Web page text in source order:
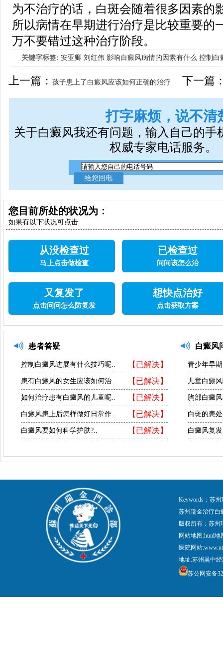
为不治疗的话，白斑会随着很多因素的
所以病情在早期进行治疗是比较重要的
万不要错过这种治疗阶段。
关键字标签: 安亚卿 刘红伟 影响白癜风病情的因素有什么 控制白
女生应该如何治疗呢
上一篇：孩子患上了白癜风应该如何正确的治疗 下一篇
打字麻烦，说不清
关于白癜风我还有问题，输入自己的手
权威专家电话服务。
您目前所处的状况为：
如果有以下状况可点击
从没检查过
马上点击做检查
已检查过
问问该怎么治
又复发了
点击问问怎么防复发
想快点治好
点击获取方案
患者答疑
【已解决】
控制白癜风进展有什么技巧呢..
【已解决】
患有白癜风的女生应该如何治..
【已解决】
如何治疗患有白癜风的儿童呢..
【已解决】
白癜风患上后怎样做好日常作..
【已解决】
白癜风要如何科学护肤?..
白癜风
青少年早
儿童白癜
胸部白癜
白斑的患
白癜风复
Keywords：苏
苏州瑞金治疗白
版权所有：苏
网站地图:html地
医院网站
地址:苏州吴中
苏公网安备